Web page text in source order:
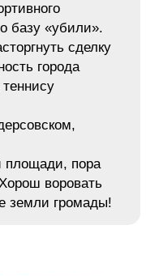
базу «убили».
сделку
города
площади, пора
воровать
земли громады!